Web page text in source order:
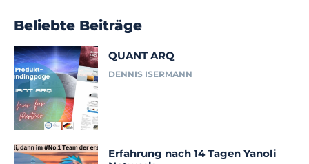
Beliebte Beiträge
QUANT ARQ
DENNIS ISERMANN
Erfahrung nach 14 Tagen Yanoli